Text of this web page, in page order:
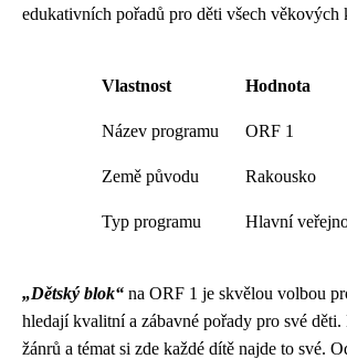
edukativních pořadů pro děti všech věkových
Vlastnost Hodnota
Název programu ORF 1
Země původu Rakousko
Typ programu Hlavní
„Dětský blok“ na ORF 1 je skvělou volbou
hledají kvalitní a zábavné pořady pro své
žánrů a témat si zde každé dítě najde to své.